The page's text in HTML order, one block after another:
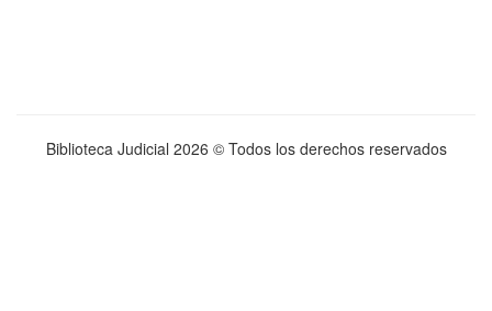
Biblioteca Judicial 2026 © Todos los derechos reservados